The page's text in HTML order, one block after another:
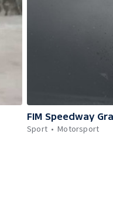
FIM Speedway
Sport
Motorsport